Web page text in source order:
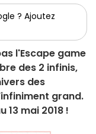
? Ajoutez
l'Escape game
des 2 infinis,
des
grand.
13 mai 2018 !